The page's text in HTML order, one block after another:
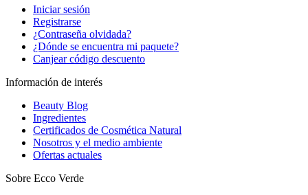
Iniciar sesión
Registrarse
¿Contraseña olvidada?
¿Dónde se encuentra mi paquete?
Canjear código descuento
Información de interés
Beauty Blog
Ingredientes
Certificados de Cosmética Natural
Nosotros y el medio ambiente
Ofertas actuales
Sobre Ecco Verde